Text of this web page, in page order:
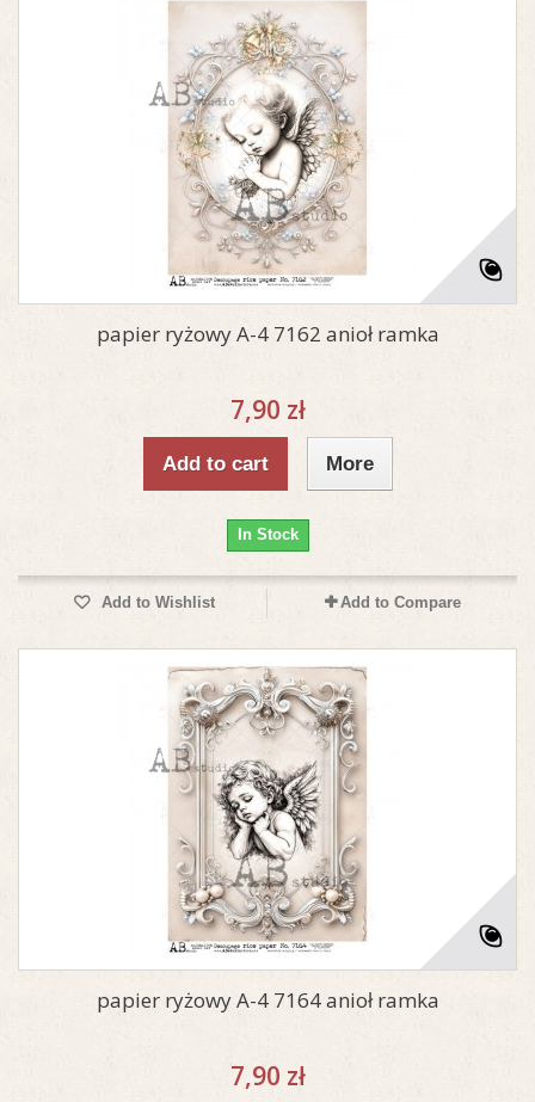
papier ryżowy A-4 7162 anioł ramka
7,90 zł
Add to cart More
In Stock
Add to Wishlist Add to Compare
papier ryżowy A-4 7164 anioł ramka
7,90 zł